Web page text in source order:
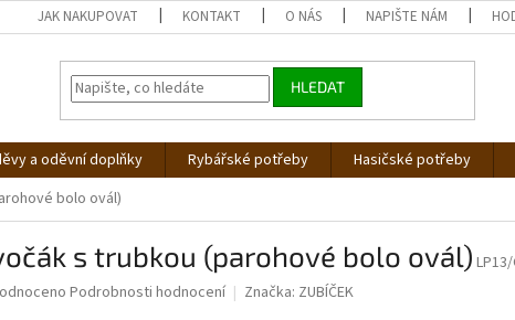
JAK NAKUPOVAT KONTAKT O NÁS NAPIŠTE NÁM
HLEDAT
a oděvní doplňky Rybářské potřeby Hasičské potřeby
bolo ovál)
s trubkou (parohové bolo ovál) LP13/
Podrobnosti hodnocení Značka: ZUBÍČEK